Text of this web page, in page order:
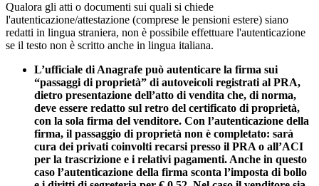
Qualora gli atti o documenti sui quali si chiede
l'autenticazione/attestazione (comprese le pensioni estere) siano
redatti in lingua straniera, non è possibile effettuare l'autenticazione
se il testo non è scritto anche in lingua italiana.
L’ufficiale di Anagrafe può autenticare la firma sui
“passaggi di proprietà” di autoveicoli registrati al PRA,
dietro presentazione dell’atto di vendita che, di norma,
deve essere redatto sul retro del certificato di proprietà,
con la sola firma del venditore. Con l’autenticazione della
firma, il passaggio di proprietà non è completato: sarà
cura dei privati coinvolti recarsi presso il PRA o all’ACI
per la trascrizione e i relativi pagamenti. Anche in questo
caso l’autenticazione della firma sconta l’imposta di bollo